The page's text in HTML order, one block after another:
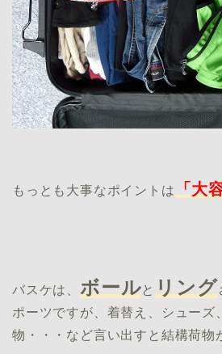
もっとも大事なポイントは 「大
バスケは、 ボールと リング
ポーツですが、着替え、シューズ
物・・・など言い出すと結構荷物